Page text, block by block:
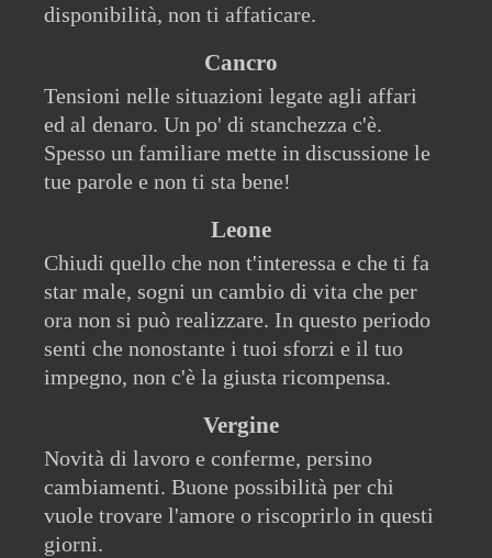
disponibilità, non ti affaticare.
Cancro
Tensioni nelle situazioni legate agli affari
ed al denaro. Un po' di stanchezza c'è.
Spesso un familiare mette in discussione le
tue parole e non ti sta bene!
Leone
Chiudi quello che non t'interessa e che ti fa
star male, sogni un cambio di vita che per
ora non si può realizzare. In questo periodo
senti che nonostante i tuoi sforzi e il tuo
impegno, non c'è la giusta ricompensa.
Vergine
Novità di lavoro e conferme, persino
cambiamenti. Buone possibilità per chi
vuole trovare l'amore o riscoprirlo in questi
giorni.